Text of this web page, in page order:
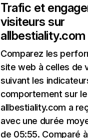
Trafic et
visiteurs sur
allbestiality.com
Comparez les
site web à celles de
suivant les
comportement sur le
allbestiality.com a
avec une durée
de 05:55. Comparé